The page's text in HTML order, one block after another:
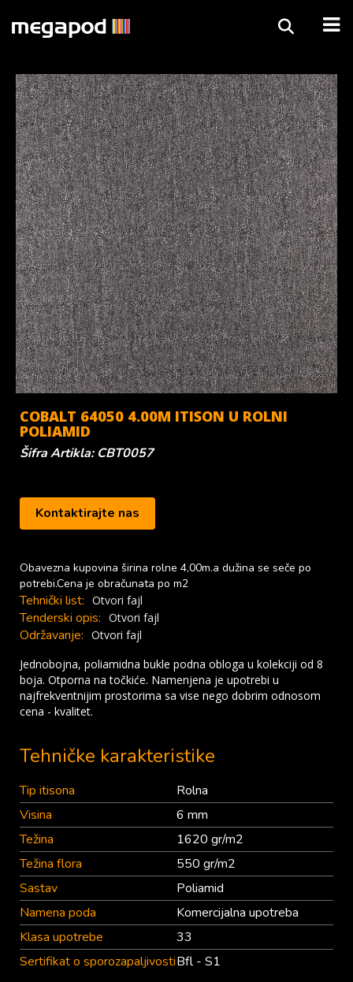
COBALT 64050 4.00M ITISON U ROLNI
POLIAMID
Šifra Artikla: CBT0057
Kontaktirajte nas
Obavezna kupovina širina rolne 4,00m.a dužina se seče po
potrebi.Cena je obračunata po m2
Tehnički list: Otvori fajl
Tenderski opis: Otvori fajl
Održavanje: Otvori fajl
Jednobojna, poliamidna bukle podna obloga u kolekciji od 8
boja. Otporna na točkiće. Namenjena je upotrebi u
najfrekventnijim prostorima sa vise nego dobrim odnosom
cena - kvalitet.
Tehničke karakteristike
Tip itisona
Rolna
Visina
6 mm
Težina
1620 gr/m2
Težina flora
550 gr/m2
Sastav
Poliamid
Namena poda
Komercijalna upotreba
Klasa upotrebe
33
Sertifikat o sporozapaljivostiBfl - S1